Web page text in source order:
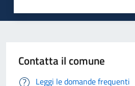
Contatta il comune
Leggi le domande frequenti